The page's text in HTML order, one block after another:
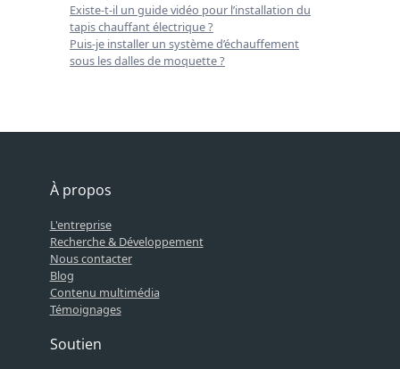
Existe-t-il un guide vidéo pour l’installation du
tapis chauffant électrique ?
Puis-je installer un système d’échauffement
sous les dalles de moquette ?
À propos
L'entreprise
Recherche & Développement
Nous contacter
Blog
Contenu multimédia
Témoignages
Soutien